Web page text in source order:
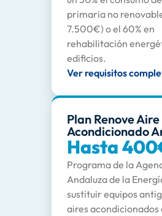
primaria no
7.500€) o el 60% en
rehabilitación
edificios.
Ver requisitos
Plan Renove Aire
Acondicionado
Hasta
Programa de la
Andaluza de la
sustituir equipos
aires acondicionados